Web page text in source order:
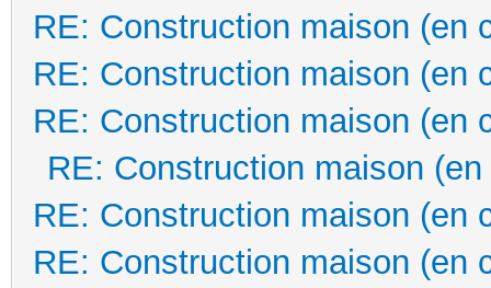
RE: Construction maison (en
RE: Construction maison (en
RE: Construction maison (en
RE: Construction maison
RE: Construction maison (en
RE: Construction maison (en